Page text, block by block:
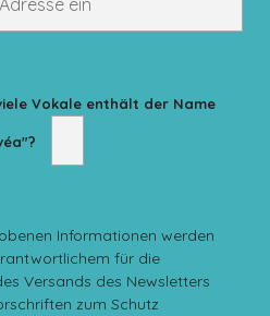
Vokale enthält der Name
Informationen werden
für die
Versands des Newsletters
zum Schutz